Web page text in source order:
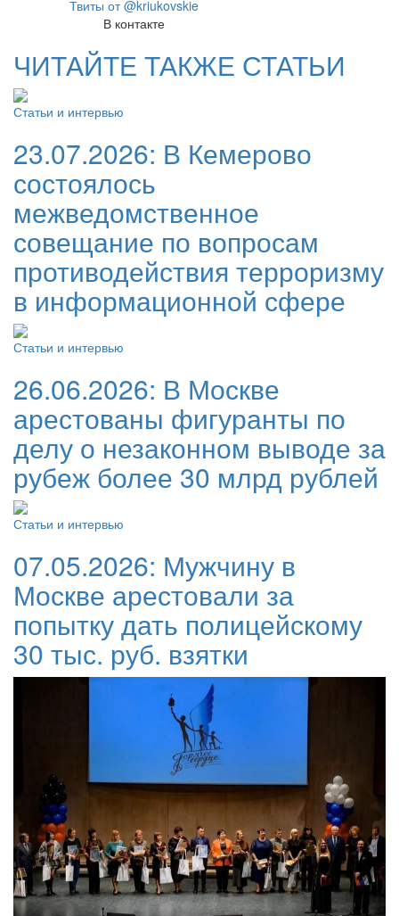
Твиты от @kriukovskie
В контакте
ЧИТАЙТЕ ТАКЖЕ СТАТЬИ
Статьи и интервью
23.07.2026: В Кемерово
состоялось
межведомственное
совещание по вопросам
противодействия терроризму
в информационной сфере
Статьи и интервью
26.06.2026: В Москве
арестованы фигуранты по
делу о незаконном выводе за
рубеж более 30 млрд рублей
Статьи и интервью
07.05.2026: Мужчину в
Москве арестовали за
попытку дать полицейскому
30 тыс. руб. взятки